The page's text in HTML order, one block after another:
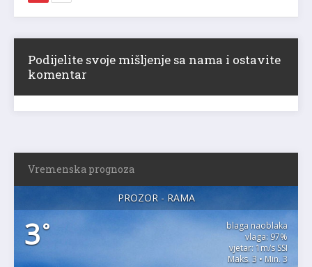
Podijelite svoje mišljenje sa nama i ostavite
komentar
Vremenska prognoza
PROZOR - RAMA
3°
blaga naoblaka
vlaga: 97%
vjetar: 1m/s SSI
Maks. 3 • Min. 3